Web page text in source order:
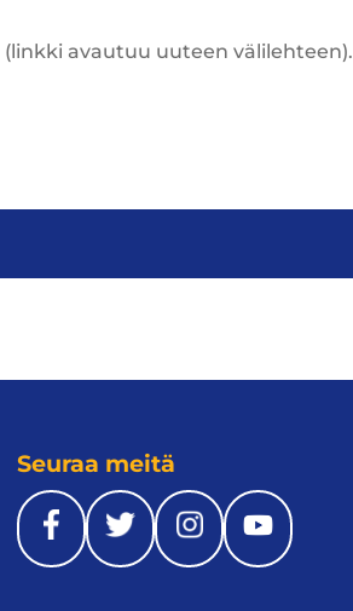
(linkki avautuu uuteen välilehteen).
Seuraa meitä